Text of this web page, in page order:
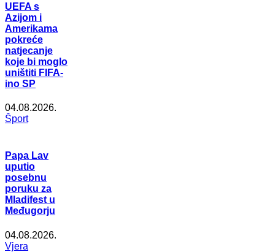
UEFA s
Azijom i
Amerikama
pokreće
natjecanje
koje bi moglo
uništiti FIFA-
ino SP
04.08.2026.
Šport
Papa Lav
uputio
posebnu
poruku za
Mladifest u
Međugorju
04.08.2026.
Vjera